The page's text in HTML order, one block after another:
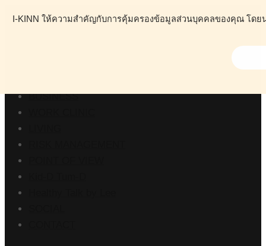
I-KINN ให้ความสำคัญกับการคุ้มครองข้อมูลส่วนบุคคลของคุณ โดย
BUSINESS